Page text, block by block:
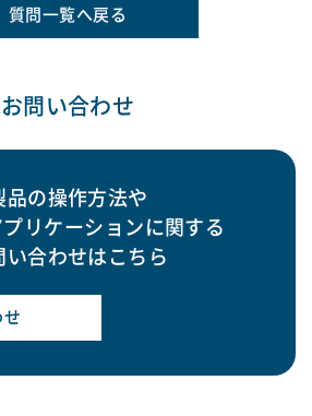
質問一覧へ戻る
お問い合わせ
品の操作方法や
リケーションに関する
い合わせはこちら
せ